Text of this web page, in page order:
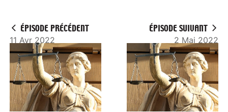
ÉPISODE PRÉCÉDENT
11 Avr 2022
ÉPISODE SUIVANT
2 Mai 2022